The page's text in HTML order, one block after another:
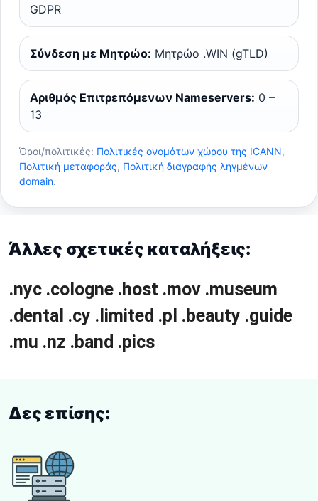
GDPR
Σύνδεση με Μητρώο: Μητρώο .WIN (gTLD)
Αριθμός Επιτρεπόμενων Nameservers: 0 –
13
Όροι/πολιτικές: Πολιτικές ονομάτων χώρου της ICANN,
Πολιτική μεταφοράς, Πολιτική διαγραφής ληγμένων
domain.
Άλλες σχετικές καταλήξεις:
.nyc .cologne .host .mov .museum
.dental .cy .limited .pl .beauty .guide
.mu .nz .band .pics
Δες επίσης: